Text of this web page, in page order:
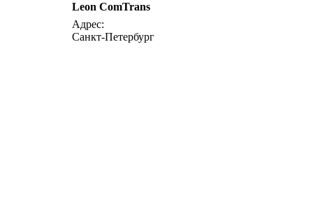
Leon ComTrans
Адрес:
Санкт-Петербург